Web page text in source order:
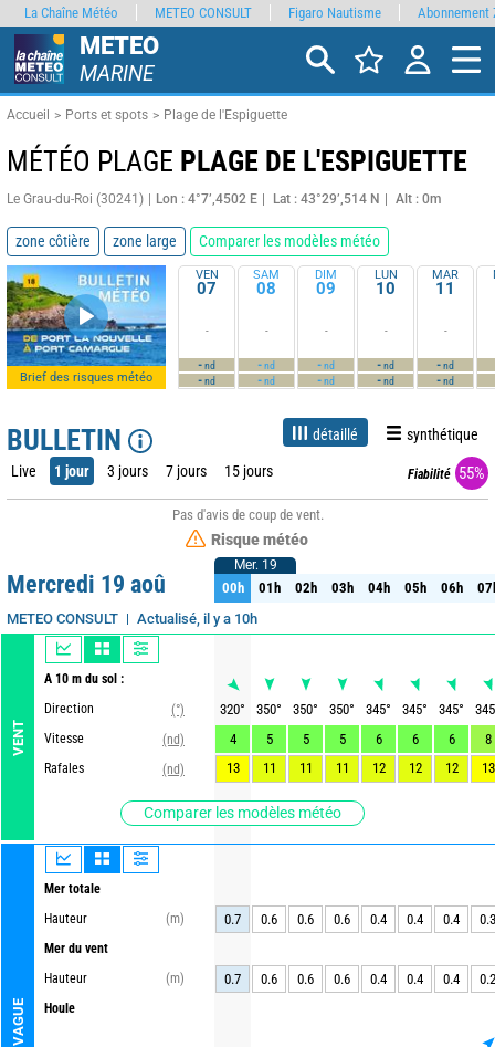
METEO
MARINE
Accueil Ports et spots Plage de l'Espiguette
MÉTÉO PLAGE PLAGE DE L'ESPIGUETTE
Le Grau-du-Roi (30241) Lon : 4°7’,4502 E Lat : 43°29’,514 N Alt : 0m
zone côtière zone large Comparer les modèles météo
Brief des risques météo
VEN
07
-
-nd
-nd
SAM
08
-
-nd
-nd
DIM
09
-
-nd
-nd
LUN
10
-
-nd
-nd
MAR
11
-
-nd
-nd
BULLETIN détaillé synthétique
Live 1 jour 3 jours 7 jours 15 jours Fiabilité 55%
Pas d'avis de coup de vent.
Risque météo
Mercredi 19 aoû
METEO CONSULT Actualisé, il y a 10h
VENT
A 10 m du sol :
Direction
(°)
Vitesse
(nd)
Rafales
(nd)
Comparer les modèles météo
VAGUE
Mer totale
Hauteur
(m)
Mer du vent
Hauteur
(m)
Houle
Mer. 19
00h 01h 02h 03h 04h 05h 06h
Mer. 19
00h 01h 02h 03h 04h 05h 06h
320° 350° 350° 350° 345° 345° 345°
345
4
5 5 5 6 6 6
8
13
11 11 11 12 12 12 13
0.7 0.6 0.6 0.6 0.4 0.4 0.4 0.3
0.7 0.6 0.6 0.6 0.4 0.4 0.4 0.2
La Chaîne Météo METEO CONSULT Figaro Nautisme Abonnement